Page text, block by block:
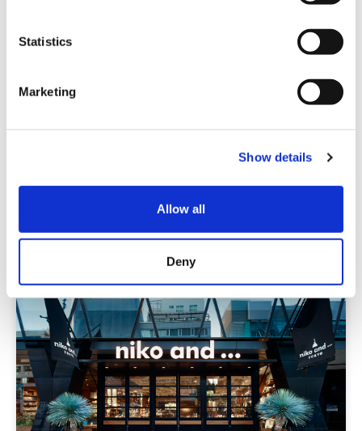
Statistics
Marketing
Show details
Allow all
Deny